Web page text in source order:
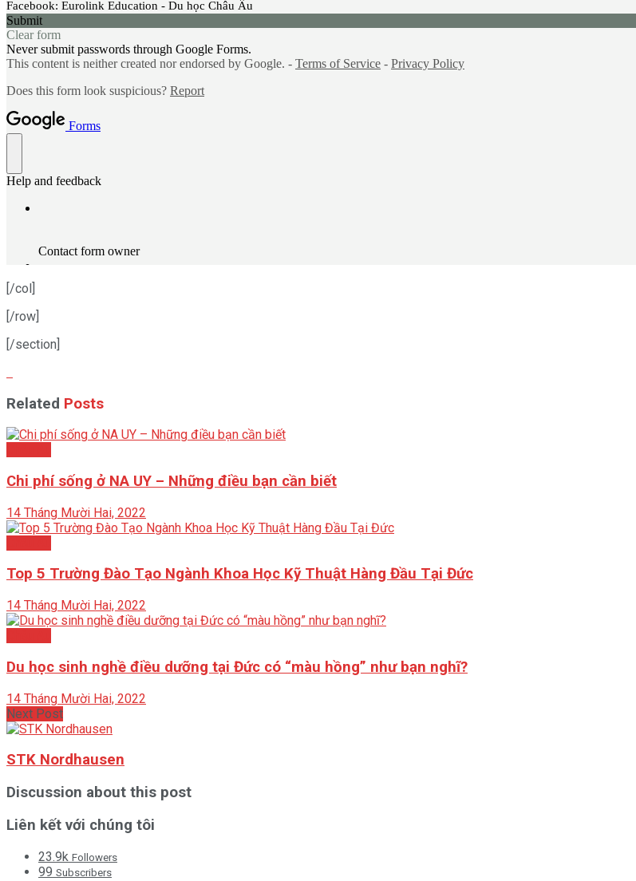
[/col]
[/row]
[/section]
Related Posts
Chi phí sống ở NA UY – Những điều bạn cần biết
14 Tháng Mười Hai, 2022
Top 5 Trường Đào Tạo Ngành Khoa Học Kỹ Thuật Hàng Đầu Tại Đức
14 Tháng Mười Hai, 2022
Du học sinh nghề điều dưỡng tại Đức có “màu hồng” như bạn nghĩ?
14 Tháng Mười Hai, 2022
Next Post
STK Nordhausen
Discussion about this post
Liên kết với chúng tôi
23.9k Followers
99 Subscribers